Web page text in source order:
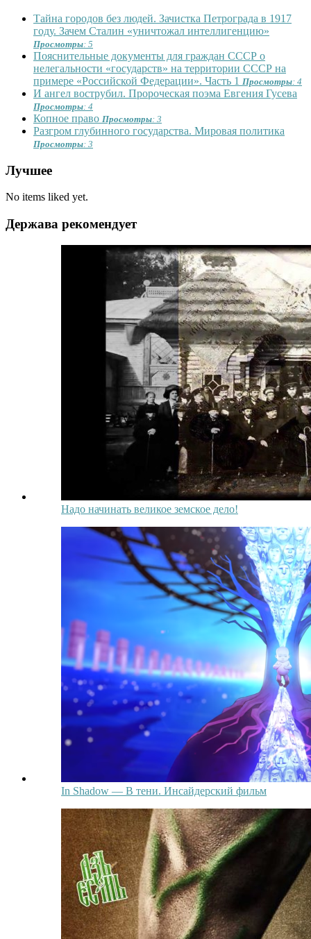
Тайна городов без людей. Зачистка Петрограда в 1917
году. Зачем Сталин «уничтожал интеллигенцию»
Просмотры: 5
Пояснительные документы для граждан СССР о
нелегальности «государств» на территории СССР на
примере «Российской Федерации». Часть 1 Просмотры: 4
И ангел вострубил. Пророческая поэма Евгения Гусева
Просмотры: 4
Копное право Просмотры: 3
Разгром глубинного государства. Мировая политика
Просмотры: 3
Лучшее
No items liked yet.
Держава рекомендует
Надо начинать великое земское дело!
In Shadow — В тени. Инсайдерский фильм